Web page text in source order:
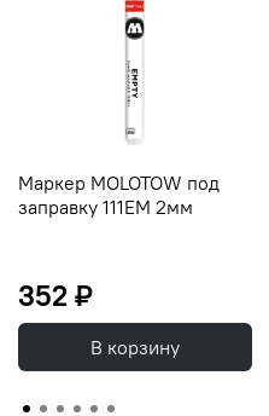
Маркер MOLOTOW под
заправку 111EM 2мм
352 ₽
В корзину